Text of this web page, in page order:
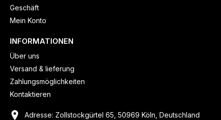
Geschäft
Mein Konto
INFORMATIONEN
Über uns
Versand & lieferung
Zahlungsmöglichkeiten
Kontaktieren
Adresse: Zollstockgürtel 65, 50969 Köln, Deutschland